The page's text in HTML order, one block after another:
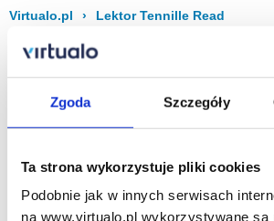
Zgoda Szczegóły
Ta strona wykorzystuje pliki cookies
Podobnie jak w innych serwisach
na www.virtualo.pl wykorzystywane są
Virtualo.pl › Lektor Tennille Read
Filtruj